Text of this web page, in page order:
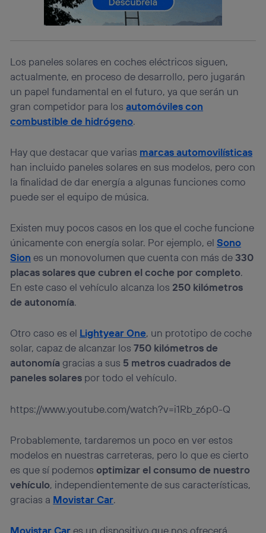
Los paneles solares en coches eléctricos siguen,
actualmente, en proceso de desarrollo, pero jugarán
un papel fundamental en el futuro, ya que serán un
gran competidor para losautomóviles con
combustible de hidrógeno.
Hay que destacar que varias marcas automovilísticas
han incluido paneles solares en sus modelos, pero con
la finalidad de dar energía a algunas funciones como
puede ser el equipo de música.
Existen muy pocos casos en los que el coche funcione
únicamente con energía solar. Por ejemplo, elSono
Sion es un monovolumen que cuenta con más de330
placas solares que cubren el coche por completo.
En este caso el vehículo alcanza los 250 kilómetros
de autonomía.
Otro caso es el Lightyear One, un prototipo de coche
solar, capaz de alcanzar los750 kilómetros de
autonomía gracias a sus 5 metros cuadrados de
paneles solares por todo el vehículo.
https://www.youtube.com/watch?v=i1Rb_z6p0-Q
Probablemente, tardaremos un poco en ver estos
modelos en nuestras carreteras, pero lo que es cierto
es que sí podemosoptimizar el consumo de nuestro
vehículo, independientemente de sus características,
gracias a Movistar Car.
Movistar Cares un dispositivo que nos ofrecerá
consienta el uso de la tecnología recibirá el mismo
identificador. Típicamente:
Si utilizas unaconexión de banda ancha(p. ej., Wi-Fi),
actividades de navegación de los miembros del hogar
que hayan dado su consentimiento.
Si utilizasdatos móviles, el marketing será más
personalizado, ya que se basará únicamente en la
navegación del usuario del móvil.
Puedes gestionar los consentimientos Utiq seleccionando
visitando el portal de privacidad de Utiq
(“consenthub”) . Para más información, consulta
la política de privacidad de Utiq .